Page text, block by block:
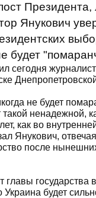
Янукович
будет
сегодня
не будет
такой ненадежной,
как во
Янукович,
после
главы государства
Украина будет